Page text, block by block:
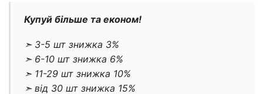
Купуй більше та економ!
➣ 3-5 шт знижка 3%
➣ 6-10 шт знижка 6%
➣ 11-29 шт знижка 10%
➣ від 30 шт знижка 15%